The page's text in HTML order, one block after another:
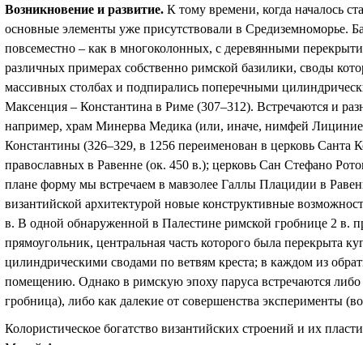
Возникновение и развитие. К тому времени, когда началось
основные элементы уже присутствовали в Средиземноморье.
повсеместно – как в многоколонных, с деревянными
различных примерах собственно римской базилики, своды
массивных столбах и подпирались поперечными
Максенция – Константина в Риме (307–312). Встречаются и
например, храм Минерва Медика (или, иначе, нимфей
Константины (326–329, в 1256 переименован в церковь Санта
православных в Равенне (ок. 450 в.); церковь Сан Стефано
плане форму мы встречаем в мавзолее Галлы Плацидии в
византийской архитектурой новые конструктивные
в. В одной обнаруженной в Палестине римской гробнице 2 в.
прямоугольник, центральная часть которого была перекрыта
цилиндрическими сводами по ветвям креста; в каждом из
помещению. Однако в римскую эпоху паруса встречаются либо
гробница), либо как далекие от совершенства эксперименты
Колористическое богатство византийских строений и их